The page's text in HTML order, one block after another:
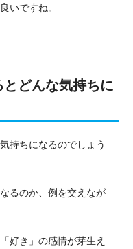
いですね。
どんな気持ちに
持ちになるのでしょう
るのか、例を交えなが
好き」の感情が芽生え